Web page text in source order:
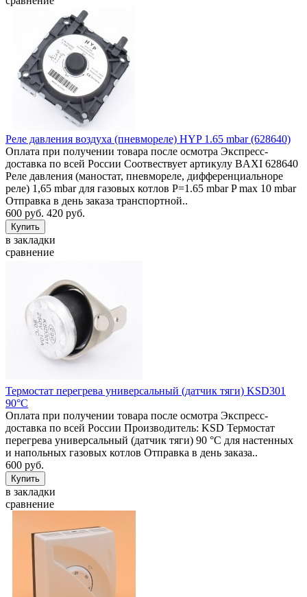
Реле давления воздуха (пневмореле) HYP 1.65 mbar (628640)
Оплата при получении товара после осмотра Экспресс-
доставка по всей России Соотвествует артикулу BAXI 628640
Реле давления (маностат, пневмореле, дифференциальноре
реле) 1,65 mbar для газовых котлов P=1.65 mbar P max 10 mbar
Отправка в день заказа транспортной..
600 руб. 420 руб.
в закладки
сравнение
Термостат перегрева универсальный (датчик тяги) KSD301
90°C
Оплата при получении товара после осмотра Экспресс-
доставка по всей России Производитель: KSD Термостат
перегрева универсальный (датчик тяги) 90 °C для настенных
и напольных газовых котлов Отправка в день заказа..
600 руб.
в закладки
сравнение